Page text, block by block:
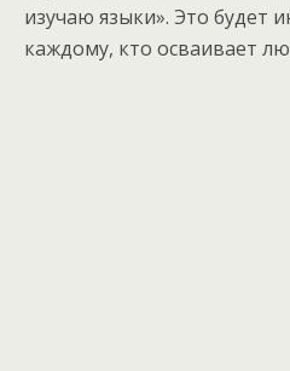
изучаю языки». Это будет
каждому, кто осваивает